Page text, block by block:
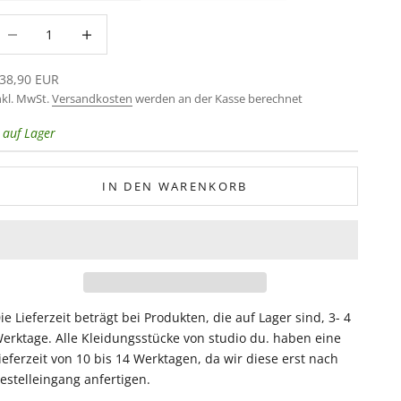
EUR
MwSt.Versandkosten werden an der Kasse berechnet
Lager
IN DEN WARENKORB
Lieferzeit beträgt bei Produkten, die auf Lager sind, 3- 4
Alle Kleidungsstücke von studio du. haben eine
von 10 bis 14 Werktagen, da wir diese erst nach
anfertigen.